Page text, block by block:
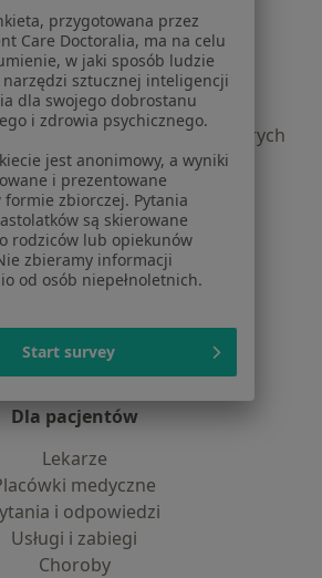
Serwis
Regulamin
prywatności pacjentów
profesjonalistów
dla profesjonalistów, których
samodzielnie
Polityka cookies
wyniki wyszukiwania
Dostępność
O nas
Rekrutujemy!
Centrum prasowe
Kontakt
Dla pacjentów
Lekarze
medyczne
i odpowiedzi
Usługi i zabiegi
Choroby
przygotowana przez
Care Doctoralia, ma na celu
w jaki sposób ludzie
narzędzi sztucznej inteligencji
dla swojego dobrostanu
i zdrowia psychicznego.
jest anonimowy, a wyniki
i prezentowane
formie zbiorczej. Pytania
są skierowane
rodziców lub opiekunów
zbieramy informacji
od osób niepełnoletnich.
Start survey